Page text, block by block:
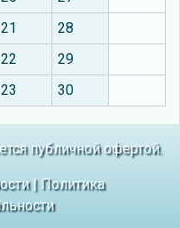
21
28
22
29
23 30
публичной офертой.
| Политика